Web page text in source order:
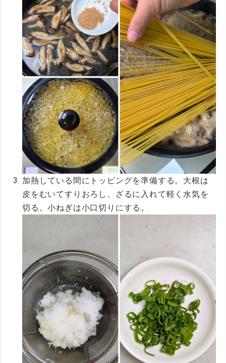
加熱している間にトッピングを準備する。大根は
皮をむいてすりおろし、ざるに入れて軽く水気を
切る。小ねぎは小口切りにする。